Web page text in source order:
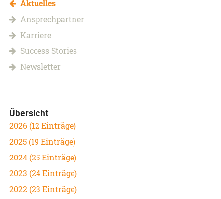
Aktuelles
Ansprechpartner
Karriere
Success Stories
Newsletter
Übersicht
2026 (12 Einträge)
2025 (19 Einträge)
2024 (25 Einträge)
2023 (24 Einträge)
2022 (23 Einträge)